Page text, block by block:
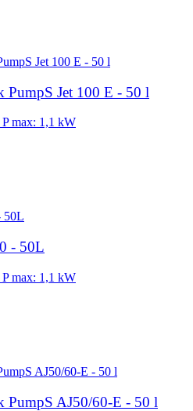
PumpS Jet 100 E - 50 l
P max: 1,1 kW
- 50L
P max: 1,1 kW
PumpS AJ50/60-E - 50 l